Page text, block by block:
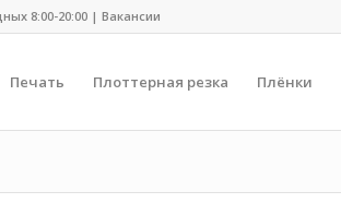
8:00-20:00 | Вакансии
Печать Плоттерная резка Плёнки